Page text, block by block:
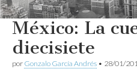
México: La
diecisiete
por Gonzalo García Andrés • 28/01/